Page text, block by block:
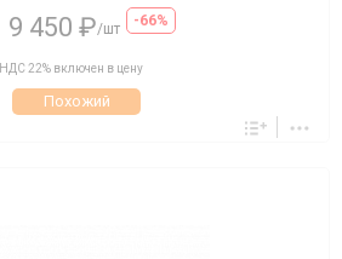
9 450 ₽/шт -66%
НДС 22% включен в цену
Похожий